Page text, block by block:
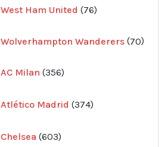
West Ham United 76
produkter
Wolverhampton Wanderers 70
AC Milan 356
produkter
Atlético Madrid 374
produkter
Chelsea 603
produkter